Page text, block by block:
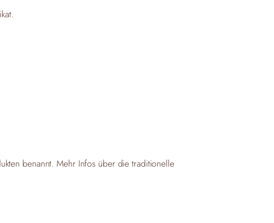
benannt. Mehr Infos über die traditionelle